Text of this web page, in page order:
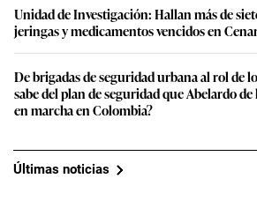
Unidad de Investigación: Hallan más de
jeringas y medicamentos vencidos en
De brigadas de seguridad urbana al rol de
sabe del plan de seguridad que Abelardo
en marcha en Colombia?
Últimas noticias